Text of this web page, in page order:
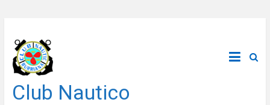
contenido
Club Nautico